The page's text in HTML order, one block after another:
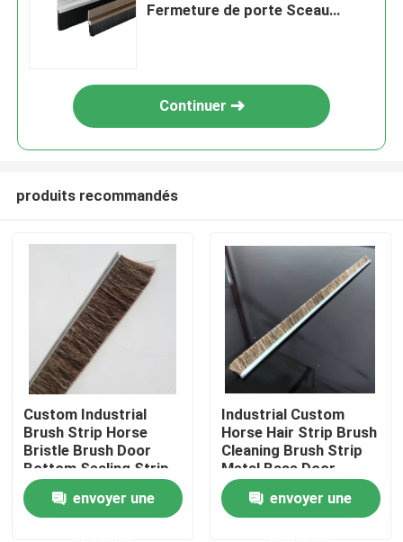
Aperçu
Fermeture de porte Sceau
Continuer
produits recommandés
Custom Industrial
Brush Strip Horse
Bristle Brush Door
Bottom Sealing Strip
Brush For
Sealing/Cleaning/Dust
Removal
envoyer une
Industrial Custom
Horse Hair Strip Brush
Cleaning Brush Strip
Metal Base Door
Sweep Brush Horse
Hair Strip Brush
envoyer une